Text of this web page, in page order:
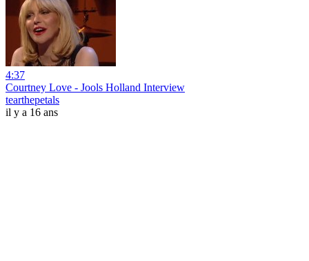
4:37
Courtney Love - Jools Holland Interview
tearthepetals
il y a 16 ans